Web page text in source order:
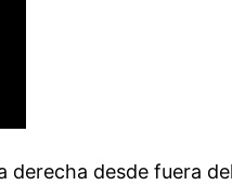
desde fuera